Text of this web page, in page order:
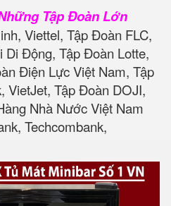
Tập Đoàn Lớn
Viettel, Tập Đoàn FLC,
Động, Tập Đoàn Lotte,
Điện Lực Việt Nam, Tập
VietJet, Tập Đoàn DOJI,
Nhà Nước Việt Nam
Techcombank,